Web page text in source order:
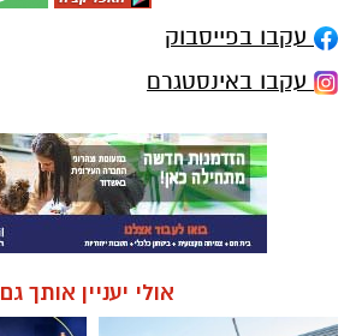
עקבו בפייסבוק
עקבו באינסטגרם
אולי יעניין אותך גם